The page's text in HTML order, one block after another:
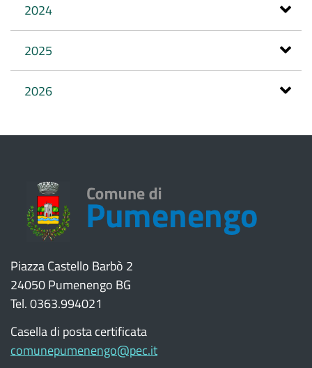
2024
2025
2026
Piazza Castello Barbò 2
24050 Pumenengo BG
Tel. 0363.994021
Casella di posta certificata
comunepumenengo@pec.it